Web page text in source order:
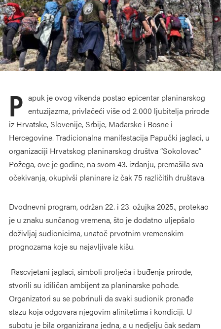
P apuk je ovog vikenda postao epicentar planinarskog
entuzijazma, privlačeći više od 2.000 ljubitelja prirode
iz Hrvatske, Slovenije, Srbije, Mađarske i Bosne i
Hercegovine. Tradicionalna manifestacija Papučki jaglaci, u
organizaciji Hrvatskog planinarskog društva “Sokolovac”
Požega, ove je godine, na svom 43. izdanju, premašila sva
očekivanja, okupivši planinare iz čak 75 različitih društava.
Dvodnevni program, održan 22. i 23. ožujka 2025., protekao
je u znaku sunčanog vremena, što je dodatno uljepšalo
doživljaj sudionicima, unatoč prvotnim vremenskim
prognozama koje su najavljivale kišu.
Rascvjetani jaglaci, simboli proljeća i buđenja prirode,
stvorili su idiličan ambijent za planinarske pohode.
Organizatori su se pobrinuli da svaki sudionik pronađe
stazu koja odgovara njegovim afinitetima i kondiciji. U
subotu je bila organizirana jedna, a u nedjelju čak sedam